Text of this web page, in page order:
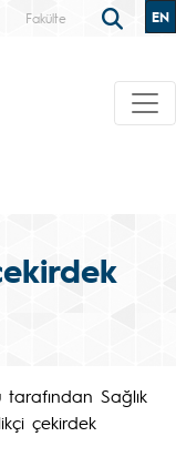
Fakülte EN
tarafından Sağlık
çekirdek